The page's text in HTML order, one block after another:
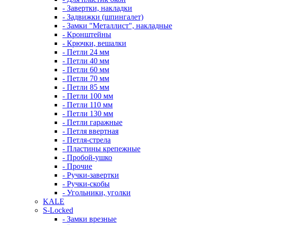
- Завертки, накладки
- Задвижки (шпингалет)
- Замки "Металлист", накладные
- Кронштейны
- Крючки, вешалки
- Петли 24 мм
- Петли 40 мм
- Петли 60 мм
- Петли 70 мм
- Петли 85 мм
- Петли 100 мм
- Петли 110 мм
- Петли 130 мм
- Петли гаражные
- Петля ввертная
- Петля-стрела
- Пластины крепежные
- Пробой-ушко
- Прочие
- Ручки-завертки
- Ручки-скобы
- Угольники, уголки
KALE
S-Locked
- Замки врезные